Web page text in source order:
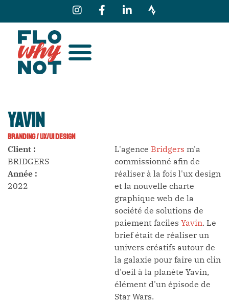
YAVIN
BRANDING/UX/UI DESIGN
Client :
BRIDGERS
Année :
2022
L'agence Bridgers m'a
commissionné afin de
réaliser à la fois l'ux design
et la nouvelle charte
graphique web de la
société de solutions de
paiement faciles Yavin. Le
brief était de réaliser un
univers créatifs autour de
la galaxie pour faire un clin
d'oeil à la planète Yavin,
élément d'un épisode de
Star Wars.